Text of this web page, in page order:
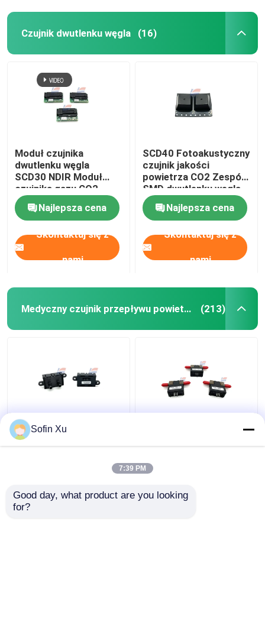
Czujnik dwutlenku węgla (16)
Moduł czujnika
dwutlenku węgla
SCD30 NDIR Moduł
czujnika gazu CO2
Jakość powietrza
Najlepsza cena
Skontaktuj się z
nami
SCD40 Fotoakustyczny
czujnik jakości
powietrza CO2 Zespół
SMD dwutlenku węgla
Najlepsza cena
Skontaktuj się z
nami
Medyczny czujnik przepływu powietrza (213)
HAFBLF0750CAAX5
Cyfrowy medyczny
powietrza 50 SCCM do
przepływu powietrza
Sofin Xu
7:39 PM
Good day, what product are you looking
for?